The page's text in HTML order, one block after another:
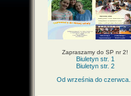
Zapraszamy do SP nr 2!
Biuletyn str. 1
Biuletyn str. 2
Od września do czerwca...